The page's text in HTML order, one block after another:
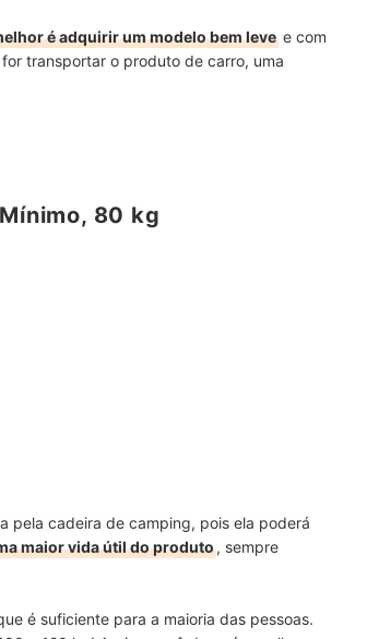
é adquirir um modelo bem leve e com
transportar o produto de carro, uma
80 kg
pela cadeira de camping, pois ela poderá
maior vida útil do produto, sempre
é suficiente para a maioria das pessoas.